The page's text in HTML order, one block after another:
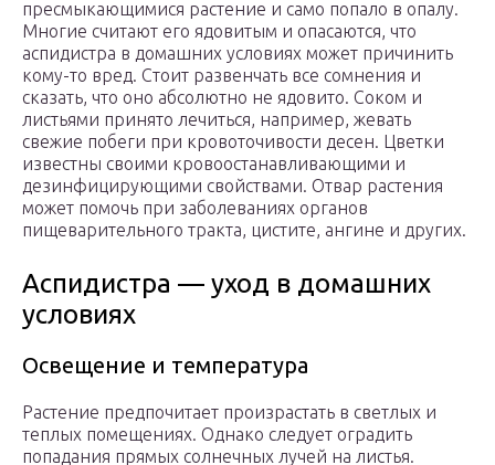
пресмыкающимися растение и само попало в опалу.
Многие считают его ядовитым и опасаются, что
аспидистра в домашних условиях может причинить
кому-то вред. Стоит развенчать все сомнения и
сказать, что оно абсолютно не ядовито. Соком и
листьями принято лечиться, например, жевать
свежие побеги при кровоточивости десен. Цветки
известны своими кровоостанавливающими и
дезинфицирующими свойствами. Отвар растения
может помочь при заболеваниях органов
пищеварительного тракта, цистите, ангине и других.
Аспидистра — уход в домашних
условиях
Освещение и температура
Растение предпочитает произрастать в светлых и
теплых помещениях. Однако следует оградить
попадания прямых солнечных лучей на листья.